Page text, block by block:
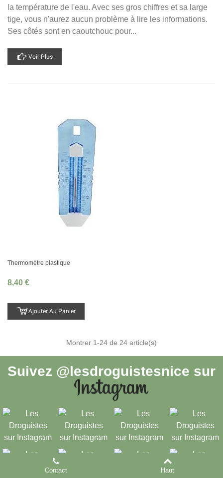
la température de l'eau. Avec ses gros chiffres et sa large
tige, vous n'aurez aucun problème à lire les informations.
Ses côtés sont en caoutchouc pour...
Voir Plus
Thermomètre plastique
8,40 €
Ajouter Au Panier
Montrer 1-24 de 24 article(s)
Suivez @lesdroguistesnice sur
Contact Haut